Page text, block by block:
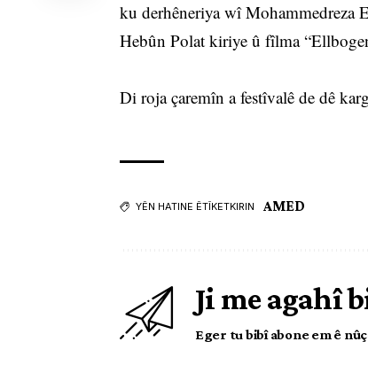
ku derhêneriya wî Mohammedreza
Hebûn Polat kiriye û fîlma
Di roja çaremîn a festîvalê de dê
YÊN HATINE ÊTÎKETKIRIN AMED
Ji me agahî
Eger tu bibî abone em ê